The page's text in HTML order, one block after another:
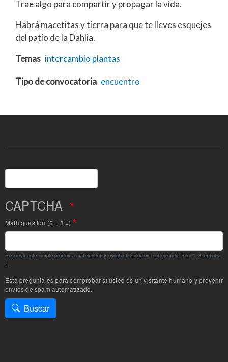
Trae algo para compartir y propagar la vida.
Habrá macetitas y tierra para que te lleves esquejes
del patio de la Dahlia.
Temas intercambio plantas
Tipo de convocatoria encuentro
Buscar
CAPTCHA
Math question (6 + 3 =)
Resuelva este simple problema matemático y escriba la solución; por ejemplo: Para 1+3, escriba
4.
Esta pregunta es para comprobar si usted es un visitante humano y prevenir
envíos de spam automatizado.
Buscar